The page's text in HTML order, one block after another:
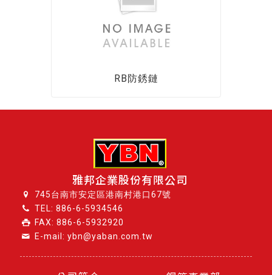
RB防銹鏈
雅邦企業股份有限公司
745台南市安定區港南村港口67號
TEL:886-6-5934546
FAX: 886-6-5932920
E-mail: ybn@yaban.com.tw